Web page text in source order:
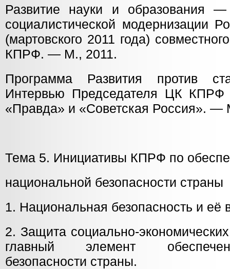
Развитие науки и образования
социалистической модернизации
(мартовского 2011 года)
КПРФ. — М., 2011.
Программа Развития против
Интервью Председателя ЦК КПРФ
«Правда» и «Советская Россия». —
Тема 5. Инициативы КПРФ по
национальной безопасности страны
1. Национальная безопасность и её
2. Защита социально-
главный элемент
безопасности страны.